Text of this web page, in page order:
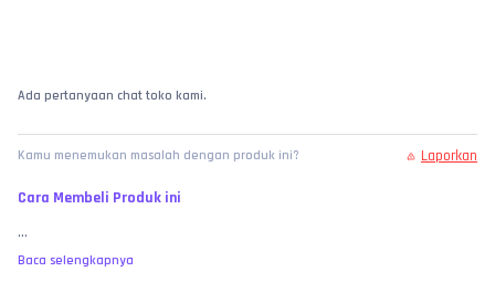
Ada pertanyaan chat toko kami.
Kamu menemukan masalah dengan produk ini? Laporkan
Cara Membeli Produk ini
...
Baca selengkapnya